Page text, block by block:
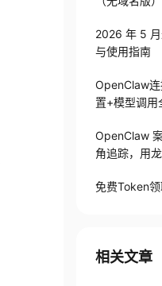
2026 年 5
与使用指南
OpenClaw
置+模型调用
OpenClaw
角追踪，用
免费Token
相关文章